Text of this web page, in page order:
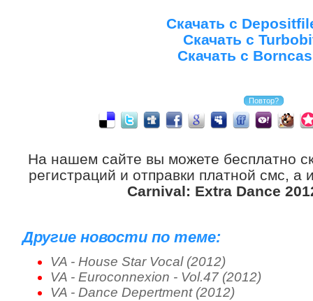
Скачать с
Скачать с
Скачать с
На нашем сайте вы можете бесплатно
регистраций и отправки платной смс, а
Carnival: Extra Dance
Другие новости по теме:
VA - House Star Vocal (2012)
VA - Euroconnexion - Vol.47 (2012)
VA - Dance Depertment (2012)